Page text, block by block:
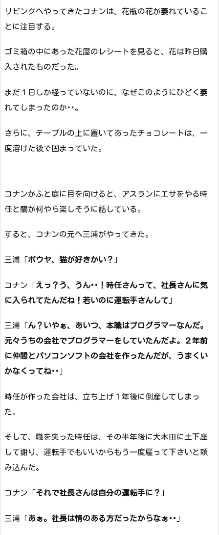
リビングへやってきたコナンは、花瓶の花が萎れているこ
とに注目する。
ゴミ箱の中にあった花屋のレシートを見ると、花は昨日購
入されたものだった。
まだ１日しか経っていないのに、なぜこのようにひどく萎
れてしまったのか･･。
さらに、テーブルの上に置いてあったチョコレートは、一
度溶けた後で固まっていた。
コナンがふと庭に目を向けると、アスランにエサをやる時
任と蘭が何やら楽しそうに話している。
すると、コナンの元へ三浦がやってきた。
三浦「ボウヤ、猫が好きかい？ 」
コナン「えっ？う、うん･･！時任さんって、社長さんに気
に入られてたんだね！若いのに運転手さんして 」
三浦「ん？いやぁ、あいつ、本職はプログラマーなんだ。
元々うちの会社でプログラマーをしていたんだよ。２年前
に仲間とパソコンソフトの会社を作ったんだが、うまくい
かなくってね･･」
時任が作った会社は、立ち上げ１年後に倒産してしまっ
た。
そして、職を失った時任は、その半年後に大木田に土下座
して謝り、運転手でもいいからもう一度雇って下さいと頼
み込んだ。
コナン「それで社長さんは自分の運転手に？ 」
三浦「あぁ。社長は情のある方だったからなぁ･･ 」